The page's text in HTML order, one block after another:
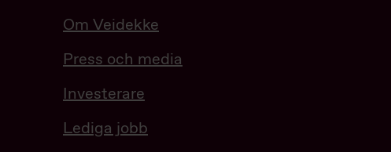
Om Veidekke
Press och media
Investerare
Lediga jobb